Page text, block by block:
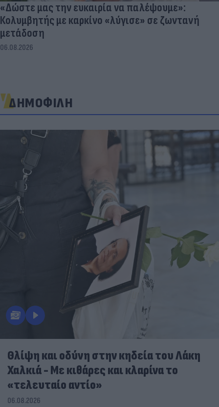
«Δώστε μας την ευκαιρία να παλέψουμε»:
Κολυμβητής με καρκίνο «λύγισε» σε ζωντανή
μετάδοση
06.08.2026
ΔΗΜΟΦΙΛΗ
Θλίψη και οδύνη στην κηδεία του Λάκη
Χαλκιά - Με κιθάρες και κλαρίνα το
«τελευταίο αντίο»
06.08.2026